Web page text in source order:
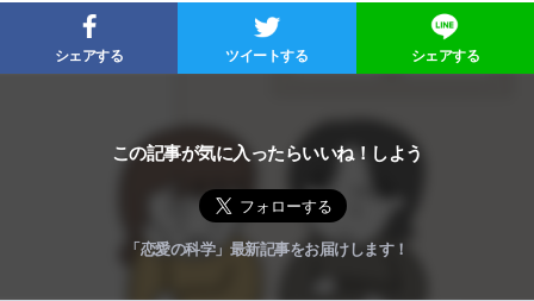
シェアする ツイートする シェアする
この記事が気に入ったらいいね！しよう
「恋愛の科学」最新記事をお届けします！